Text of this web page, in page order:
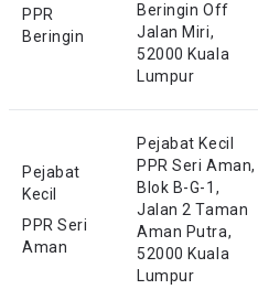
PPR
Beringin
Beringin Off
Jalan Miri,
52000 Kuala
Lumpur
Pejabat
Kecil
PPR Seri
Aman
Pejabat Kecil
PPR Seri Aman,
Blok B-G-1,
Jalan 2 Taman
Aman Putra,
52000 Kuala
Lumpur